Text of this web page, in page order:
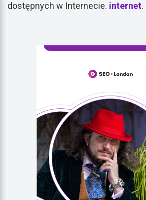
dostępnych w Internecie. internet.